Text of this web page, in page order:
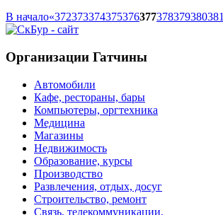
В начало«372373374375376377378379380381
Организации Гатчины
Автомобили
Кафе, рестораны, бары
Компьютеры, оргтехника
Медицина
Магазины
Недвижимость
Образование, курсы
Производство
Развлечения, отдых, досуг
Строительство, ремонт
Связь, телекоммуникации,